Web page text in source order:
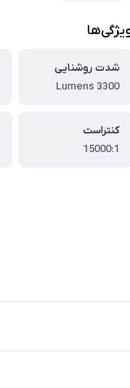
شدت روشنایی
3300 Lumens
کنتراست
15000:1